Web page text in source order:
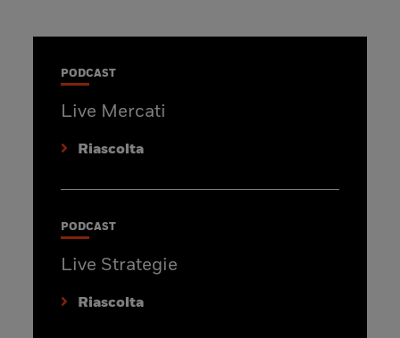
PODCAST
Live Mercati
Riascolta
PODCAST
Live Strategie
Riascolta